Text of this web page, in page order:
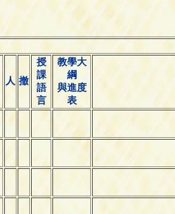
人 撤
授
課
語
言
教學大
綱
與進度
表